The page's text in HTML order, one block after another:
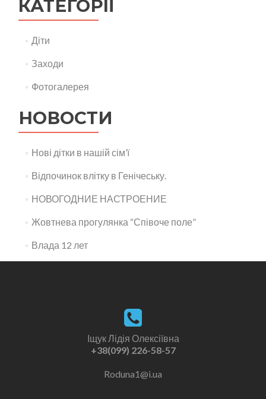
КАТЕГОРІЇ
Діти
Заходи
Фотогалерея
НОВОСТИ
Нові дітки в нашій сім’ї
Відпочинок влітку в Генічеську.
НОВОГОДНИЕ НАСТРОЕНИЕ
Жовтнева прогулянка “Співоче поле”
Влада 12 лет
Іщук Лідія Олексіївна
+38(099) 226-58-57
Roduna1@i.ua